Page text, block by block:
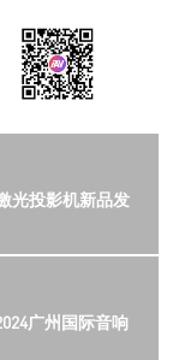
光投影机新品发
广州国际音响